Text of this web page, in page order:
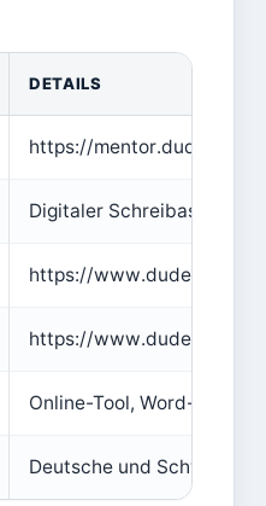
DETAILS
https://mentor.duden.de/
Digitaler Schreibassistent
https://www.duden.de/
https://www.duden.de/
Online-Tool, Word-
Deutsche und Schweizer